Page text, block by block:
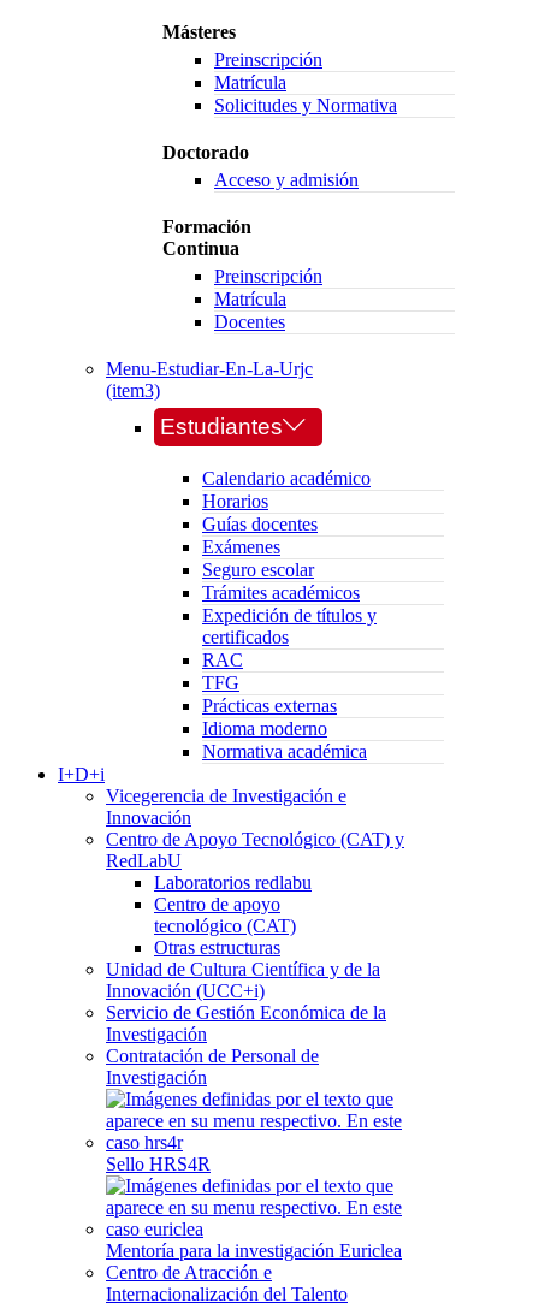
Másteres
Preinscripción
Matrícula
Solicitudes y Normativa
Doctorado
Acceso y admisión
Formación
Continua
Preinscripción
Matrícula
Docentes
Menu-Estudiar-En-La-Urjc
(item3)
Estudiantes
Calendario académico
Horarios
Guías docentes
Exámenes
Seguro escolar
Trámites académicos
Expedición de títulos y
certificados
RAC
TFG
Prácticas externas
Idioma moderno
Normativa académica
I+D+i
Vicegerencia de Investigación e
Innovación
Centro de Apoyo Tecnológico (CAT) y
RedLabU
Laboratorios redlabu
Centro de apoyo
tecnológico (CAT)
Otras estructuras
Unidad de Cultura Científica y de la
Innovación (UCC+i)
Servicio de Gestión Económica de la
Investigación
Contratación de Personal de
Investigación
Sello HRS4R
Mentoría para la investigación Euriclea
Centro de Atracción e
Internacionalización del Talento